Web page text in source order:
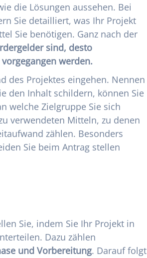
die Lösungen aussehen. Bei
Sie detailliert, was Ihr Projekt
Sie benötigen. Ganz nach der
sind, desto
werden.
des Projektes eingehen. Nennen
den Inhalt schildern, können Sie
welche Zielgruppe Sie sich
verwendeten Mitteln, zu denen
zählen. Besonders
Sie beim Antrag stellen
Sie, indem Sie Ihr Projekt in
Dazu zählen
und Vorbereitung. Darauf folgt